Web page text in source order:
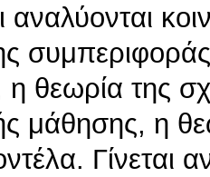
αναλύονται
η θεωρία της
μάθησης, η
Γίνεται